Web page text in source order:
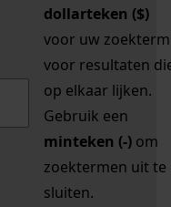
dollarteken ($)
voor uw zoekterm
voor resultaten
op elkaar lijken.
Gebruik een
minteken (-) om
zoektermen uit te
sluiten.